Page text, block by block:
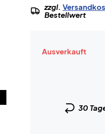
zzgl.
Bestellwert
Ausverkauft
30